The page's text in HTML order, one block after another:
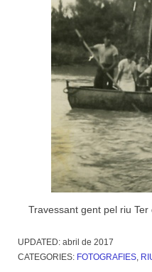
Travessant gent pel riu
UPDATED: abril de 2017
CATEGORIES: FOTOGRAFIES,